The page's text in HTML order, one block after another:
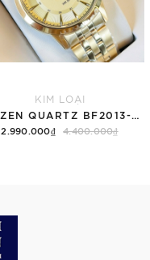
KIM LOẠI
2.990.000₫ 4.400.000₫